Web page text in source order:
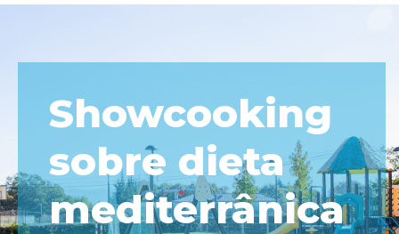
Showcooking
sobre dieta
mediterrânica